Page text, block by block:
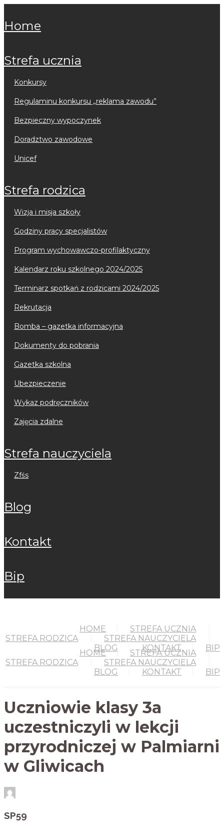
home
strefa ucznia
konkursy
regulaminu konkursu „reklama zawodu”
bezpieczny wypoczynek
doradztwo zawodowe
unicef
strefa rodzica
wizja i misja szkoły
godziny pracy specjalistów
program wychowawczo-profilaktyczny
kalendarz roku szkolnego 2024/2025
terminarz spotkań z rodzicami 2024/2025
rekrutacja
bomba – gazetka informacyjna
dokumenty do pobrania
gazetka szkolna
ubezpieczenie
wykaz podręczników
zajęcia zdalne
strefa nauczyciela
zfśs
blog
kontakt
bip
HOME
STREFA UCZNIA
STREFA RODZICA
STREFA NAUCZYCIELA
BLOG
KONTAKT BIP
HOME
STREFA UCZNIA
STREFA RODZICA
STREFA NAUCZYCIELA
BLOG
KONTAKT BIP
Uczniowie klasy 3a
uczestniczyli w lekcji
przyrodniczej w Palmiarni
w Gliwicach
SP59